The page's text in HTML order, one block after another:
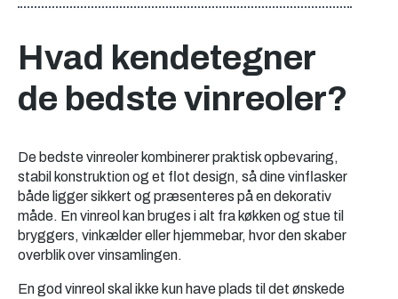
Hvad kendetegner
de bedste vinreoler?
De bedste vinreoler kombinerer praktisk opbevaring,
stabil konstruktion og et flot design, så dine vinflasker
både ligger sikkert og præsenteres på en dekorativ
måde. En vinreol kan bruges i alt fra køkken og stue til
bryggers, vinkælder eller hjemmebar, hvor den skaber
overblik over vinsamlingen.
En god vinreol skal ikke kun have plads til det ønskede